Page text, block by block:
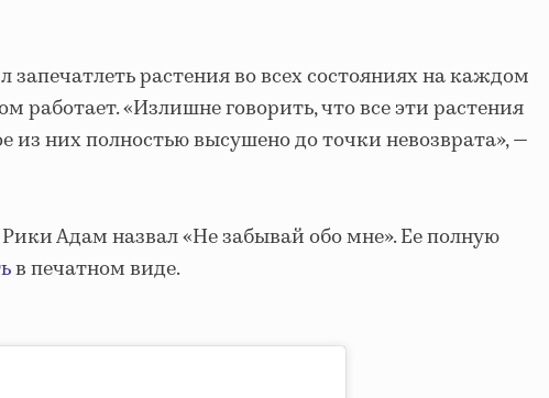
запечатлеть растения во всех состояниях на каждом
работает. «Излишне говорить, что все эти растения
из них полностью высушено до точки невозврата», —
Адам назвал «Не забывай обо мне». Ее полную
в печатном виде.